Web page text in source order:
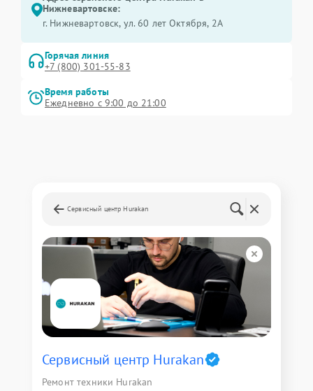
Нижневартовске:
г. Нижневартовск, ул. 60 лет Октября, 2А
Горячая линия
+7 (800) 301-55-83
Время работы
Ежедневно с 9:00 до 21:00
Сервисный центр Hurakan
Сервисный центр Hurakan
Ремонт техники Hurakan